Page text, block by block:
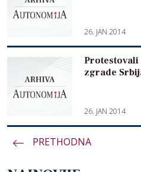
26. JAN 2014
zgrade
26. JAN 2014
PRETHODNA